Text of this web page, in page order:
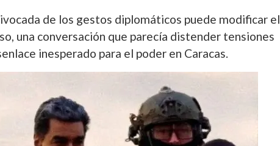
de los gestos diplomáticos puede modificar el
una conversación que parecía distender tensiones
inesperado para el poder en Caracas.